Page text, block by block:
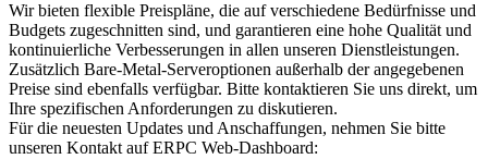
Wir bieten flexible Preispläne, die auf verschiedene Bedürfnisse und
Budgets zugeschnitten sind, und garantieren eine hohe Qualität und
kontinuierliche Verbesserungen in allen unseren Dienstleistungen.
Zusätzlich Bare-Metal-Serveroptionen außerhalb der angegebenen
Preise sind ebenfalls verfügbar. Bitte kontaktieren Sie uns direkt, um
Ihre spezifischen Anforderungen zu diskutieren.
Für die neuesten Updates und Anschaffungen, nehmen Sie bitte
unseren Kontakt auf ERPC Web-Dashboard: